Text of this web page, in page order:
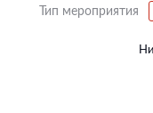
Тип мероприятия